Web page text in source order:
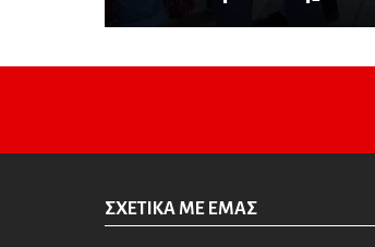
ΣΧΕΤΙΚΆ ΜΕ ΕΜΆΣ